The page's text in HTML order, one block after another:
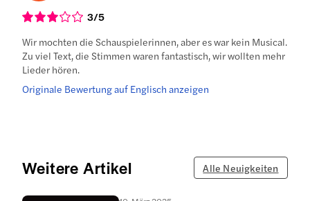
3/5
Wir mochten die Schauspielerinnen, aber es war kein Musical.
Zu viel Text, die Stimmen waren fantastisch, wir wollten mehr
Lieder hören.
Originale Bewertung auf Englisch anzeigen
Weitere Artikel Alle Neuigkeiten